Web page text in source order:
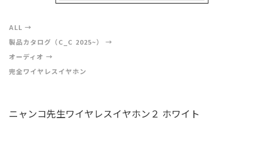
ALL
製品カタログ（C_C 2025~）
オーディオ
完全ワイヤレスイヤホン
ニャンコ先生ワイヤレスイヤホン２ ホワイト